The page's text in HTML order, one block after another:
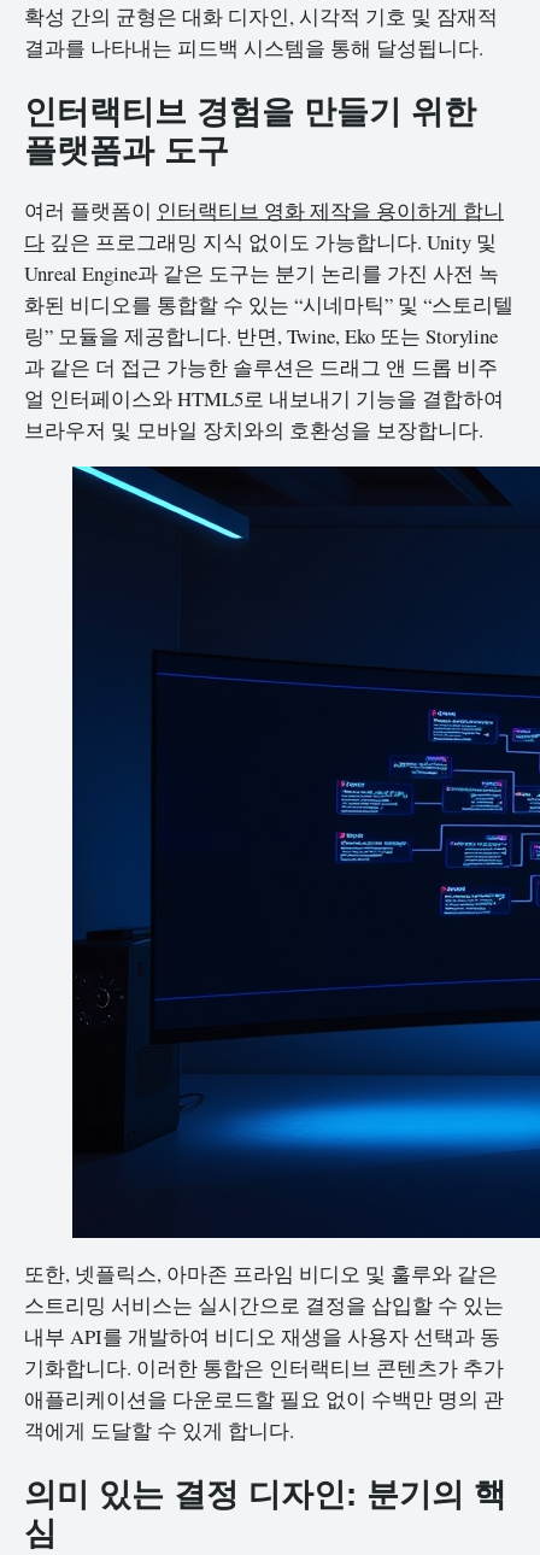
확성 간의 균형은 대화 디자인, 시각적 기호 및 잠재적
결과를 나타내는 피드백 시스템을 통해 달성됩니다.
인터랙티브 경험을 만들기 위한
플랫폼과 도구
여러 플랫폼이 인터랙티브 영화 제작을 용이하게 합니
다 깊은 프로그래밍 지식 없이도 가능합니다. Unity 및
Unreal Engine과 같은 도구는 분기 논리를 가진 사전 녹
화된 비디오를 통합할 수 있는 “시네마틱” 및 “스토리텔
링” 모듈을 제공합니다. 반면, Twine, Eko 또는 Storyline
과 같은 더 접근 가능한 솔루션은 드래그 앤 드롭 비주
얼 인터페이스와 HTML5로 내보내기 기능을 결합하여
브라우저 및 모바일 장치와의 호환성을 보장합니다.
또한, 넷플릭스, 아마존 프라임 비디오 및 훌루와 같은
스트리밍 서비스는 실시간으로 결정을 삽입할 수 있는
내부 API를 개발하여 비디오 재생을 사용자 선택과 동
기화합니다. 이러한 통합은 인터랙티브 콘텐츠가 추가
애플리케이션을 다운로드할 필요 없이 수백만 명의 관
객에게 도달할 수 있게 합니다.
의미 있는 결정 디자인: 분기의 핵
심